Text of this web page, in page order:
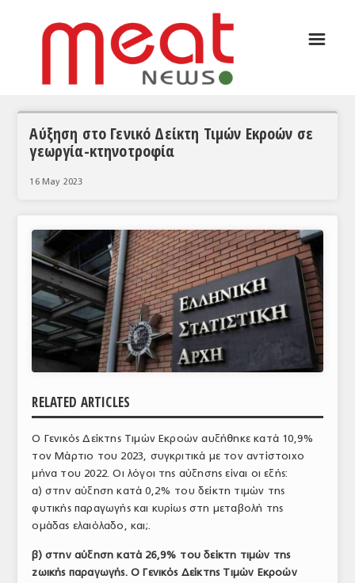
ΣΥΝΕΝΤΕΥΞΕΙΣ
ΘΕΜΑΤΑ
ΚΟΣΜΟΣ
ΕΙΔΗΣΕΙΣ
ΕΥΡΩΠΑΪΚΕΣ ΑΠΟΦΑΣΕΙΣ
ΘΕΜΑΤΑ
ΕΜΠΟΡΙΚΟΣ ΚΑΤΑΛΟΓΟΣ
ΠΑΡΑΓΩΓΗ & ΕΜΠΟΡΙΑ
ΣΦΑΓΕΙΑ
ΠΡΩΤΕΣ ΥΛΕΣ
ΥΠΗΡΕΣΙΕΣ
☰
Αύξηση στο Γενικό Δείκτη Τιμών Εκροών σε
γεωργία-κτηνοτροφία
16 May 2023
RELATED ARTICLES
Ο Γενικός Δείκτης Τιμών Εκροών αυξήθηκε κατά 10,9%
τον Μάρτιο του 2023, συγκριτικά με τον αντίστοιχο
μήνα του 2022. Οι λόγοι της αύξησης είναι οι εξής:
α) στην αύξηση κατά 0,2% του δείκτη τιμών της
φυτικής παραγωγής και κυρίως στη μεταβολή της
ομάδας ελαιόλαδο, και;.
β) στην αύξηση κατά 26,9% του δείκτη τιμών της
ζωικής παραγωγής. Ο Γενικός Δείκτης Τιμών Εκροών